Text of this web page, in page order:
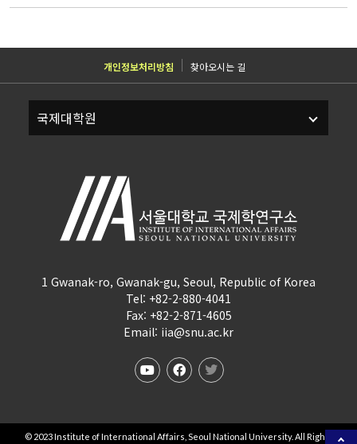
개인정보처리방침 찾아오시는 길
1 Gwanak-ro, Gwanak-gu, Seoul, Republic of Korea
Tel: +82-2-880-4041
Fax: +82-2-871-4605
Email: iia@snu.ac.kr
© 2023Institute of International Affairs, Seoul National University. All Rights